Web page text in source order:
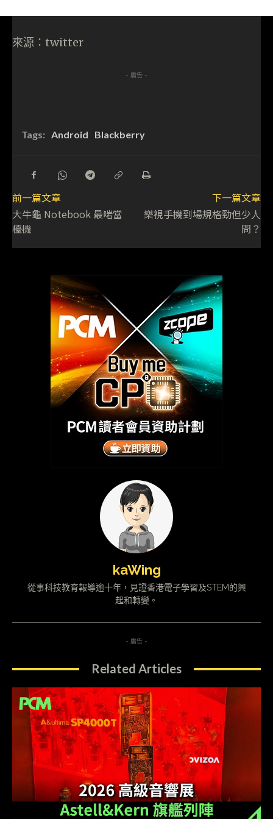
來源：twitter
- 廣告 -
Tags: Android Blackberry
前一篇文章
大牛龜 Notebook 最啱當
檯機
下一篇文章
樂視手機到場規格勁但少人
問？
kaWing
從事科技教育報導逾十年，見證香港電子學習及STEM的興
起和轉變。
- 廣告 -
Related Articles